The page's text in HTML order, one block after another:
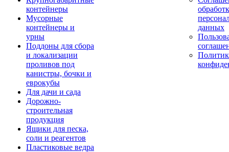
контейнеры
Мусорные
контейнеры и
урны
Поддоны для сбора
и локализации
проливов под
канистры, бочки и
еврокубы
Для дачи и сада
Дорожно-
строительная
продукция
Ящики для песка,
соли и реагентов
Пластиковые ведра
данных